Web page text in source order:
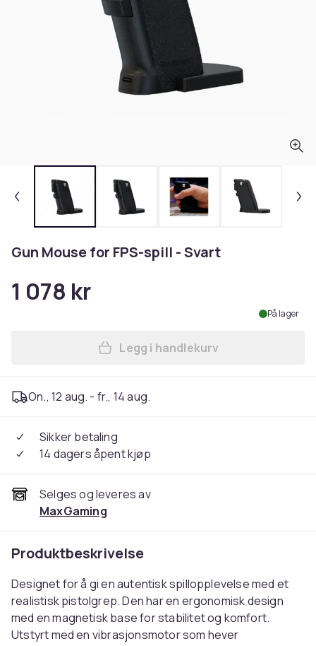
Gun Mouse for FPS-spill - Svart
1 078 kr
På lager
Legg Gun Mouse for FPS-
Legg i handlekurv
On., 12 aug. - fr., 14 aug.
Sikker betaling
14 dagers åpent kjøp
Selges og leveres av
MaxGaming
Produktbeskrivelse
Designet for å gi en autentisk spillopplevelse med et
realistisk pistolgrep. Den har en ergonomisk design
med en magnetisk base for stabilitet og komfort.
Utstyrt med en vibrasjonsmotor som hever